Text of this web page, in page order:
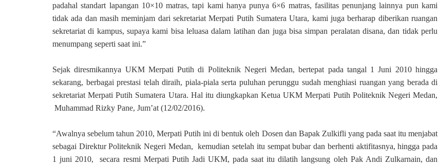
padahal standart lapangan 10×10 matras, tapi kami hanya punya 6×6 matras, fasilitas penunjang lainnya pun kami
tidak ada dan masih meminjam dari sekretariat Merpati Putih Sumatera Utara, kami juga berharap diberikan ruangan
sekretariat di kampus, supaya kami bisa leluasa dalam latihan dan juga bisa simpan peralatan disana, dan tidak perlu
menumpang seperti saat ini.”
Sejak diresmikannya UKM Merpati Putih di Politeknik Negeri Medan, bertepat pada tangal 1 Juni 2010 hingga
sekarang, berbagai prestasi telah diraih, piala-piala serta puluhan perunggu sudah menghiasi ruangan yang berada di
sekretariat Merpati Putih Sumatera Utara. Hal itu diungkapkan Ketua UKM Merpati Putih Politeknik Negeri Medan,
Muhammad Rizky Pane, Jum’at (12/02/2016).
“Awalnya sebelum tahun 2010, Merpati Putih ini di bentuk oleh Dosen dan Bapak Zulkifli yang pada saat itu menjabat
sebagai Direktur Politeknik Negeri Medan, kemudian setelah itu sempat bubar dan berhenti aktifitasnya, hingga pada
1 juni 2010, secara resmi Merpati Putih Jadi UKM, pada saat itu dilatih langsung oleh Pak Andi Zulkarnain, dan